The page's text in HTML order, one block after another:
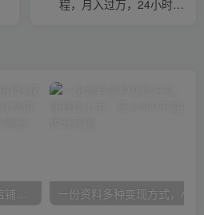
程，月入过万，24小时挂